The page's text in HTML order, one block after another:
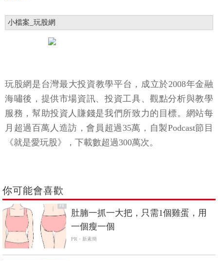
小檔案_玩股網
玩股網是台灣最大投資教學平台，成立於2008年金融
海嘯後，提供市場資訊、投資工具、觀點分析與教學
服務，幫助投資人賺錢是我們所致力的目標。網站每
月超過百萬人造訪，會員超過35萬，自製Podcast節目
《就是愛玩股》，下載數超過300萬次。
你可能會喜歡
PR
肚腩一抓一大把，只需1個雞蛋，用
一個瘦一個
PR・新素簡